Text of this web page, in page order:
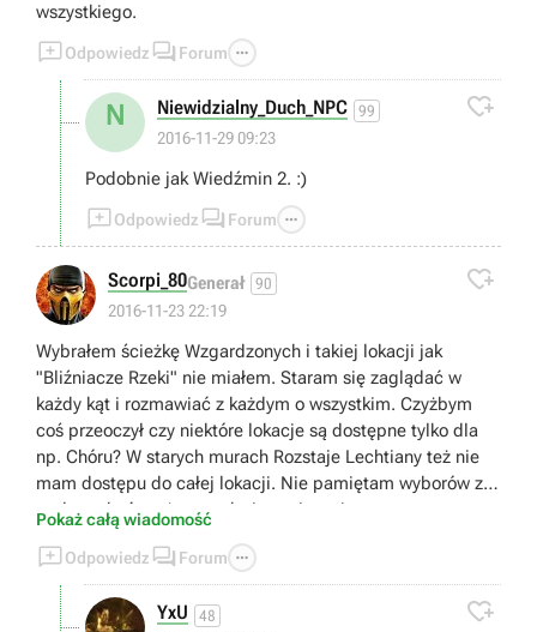
wszystkiego.
Odpowiedz  Forum 
N Niewidzialny_Duch_NPC 99
2016-11-29 09:23

Podobnie jak Wiedźmin 2. :)
Odpowiedz  Forum 
Scorpi_80Generał 90
2016-11-23 22:19

Wybrałem ścieżkę Wzgardzonych i takiej lokacji jak
"Bliźniacze Rzeki" nie miałem. Staram się zaglądać w
każdy kąt i rozmawiać z każdym o wszystkim. Czyżbym
coś przeoczył czy niektóre lokacje są dostępne tylko dla
np. Chóru? W starych murach Rozstaje Lechtiany też nie
mam dostępu do całej lokacji. Nie pamiętam wyborów z
prologu, być może tam tkwi rozwiązanie.
Pokaż całą wiadomość
Odpowiedz  Forum 
YxU 48 